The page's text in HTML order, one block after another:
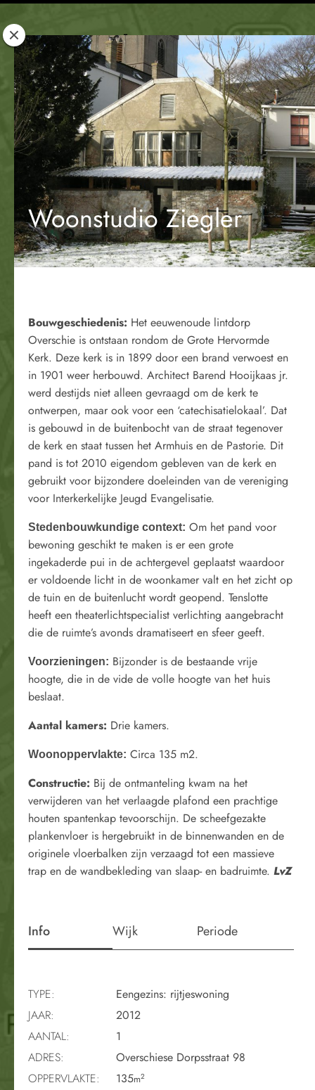
Rotterdam
Woont
Woonstudio Ziegler
Bouwgeschiedenis: Het eeuwenoude lintdorp
Overschie is ontstaan rondom de Grote Hervormde
Kerk. Deze kerk is in 1899 door een brand verwoest en
in 1901 weer herbouwd. Architect Barend Hooijkaas jr.
werd destijds niet alleen gevraagd om de kerk te
ontwerpen, maar ook voor een ‘catechisatielokaal’. Dat
is gebouwd in de buitenbocht van de straat tegenover
de kerk en staat tussen het Armhuis en de Pastorie. Dit
pand is tot 2010 eigendom gebleven van de kerk en
gebruikt voor bijzondere doeleinden van de vereniging
voor Interkerkelijke Jeugd Evangelisatie.
Stedenbouwkundige context: Om het pand voor
bewoning geschikt te maken is er een grote
ingekaderde pui in de achtergevel geplaatst waardoor
er voldoende licht in de woonkamer valt en het zicht op
de tuin en de buitenlucht wordt geopend. Tenslotte
heeft een theaterlichtspecialist verlichting aangebracht
die de ruimte’s avonds dramatiseert en sfeer geeft.
Voorzieningen: Bijzonder is de bestaande vrije
hoogte, die in de vide de volle hoogte van het huis
beslaat.
Aantal kamers: Drie kamers.
Woonoppervlakte: Circa 135 m2.
Constructie: Bij de ontmanteling kwam na het
verwijderen van het verlaagde plafond een prachtige
houten spantenkap tevoorschijn. De scheefgezakte
plankenvloer is hergebruikt in de binnenwanden en de
originele vloerbalken zijn verzaagd tot een massieve
trap en de wandbekleding van slaap- en badruimte. LvZ
Info Wijk Periode
TYPE:
Eengezins: rijtjeswoning
JAAR:
2012
AANTAL:
1
ADRES:
Overschiese Dorpsstraat 98
OPPERVLAKTE:
135m2